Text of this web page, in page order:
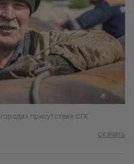
присутствия СГК
Скачать